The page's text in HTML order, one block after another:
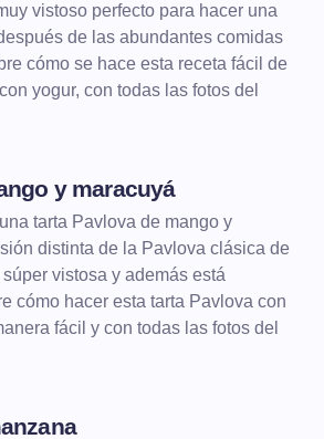
vistoso perfecto para hacer una
de las abundantes comidas
cómo se hace esta receta fácil de
yogur, con todas las fotos del
y maracuyá
tarta Pavlova de mango y
distinta de la Pavlova clásica de
vistosa y además está
cómo hacer esta tarta Pavlova con
fácil y con todas las fotos del